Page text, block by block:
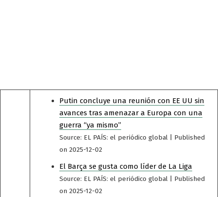
Putin concluye una reunión con EE UU sin
avances tras amenazar a Europa con una
guerra “ya mismo”
Source: EL PAÍS: el periódico global
Published
on 2025-12-02
El Barça se gusta como líder de La Liga
Source: EL PAÍS: el periódico global
Published
on 2025-12-02